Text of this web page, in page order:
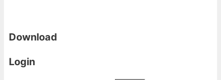
Download
Login